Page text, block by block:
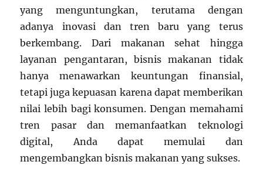
yang menguntungkan, terutama dengan
adanya inovasi dan tren baru yang terus
berkembang. Dari makanan sehat hingga
layanan pengantaran, bisnis makanan tidak
hanya menawarkan keuntungan finansial,
tetapi juga kepuasan karena dapat memberikan
nilai lebih bagi konsumen. Dengan memahami
tren pasar dan memanfaatkan teknologi
digital, Anda dapat memulai dan
mengembangkan bisnis makanan yang sukses.